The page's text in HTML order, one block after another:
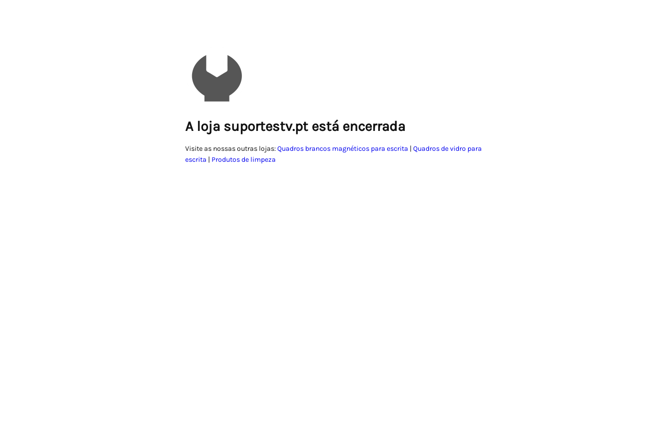
A loja suportestv.pt está encerrada
Visite as nossas outras lojas:Quadros brancos magnéticos para escrita | Quadros de vidro para
escrita | Produtos de limpeza